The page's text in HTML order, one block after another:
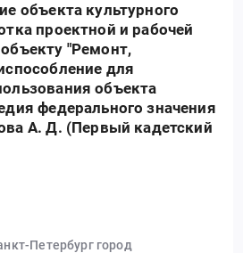
объекта культурного
проектной и рабочей
"Ремонт,
для
объекта
федерального значения
А. Д. (Первый кадетский
Петербург город